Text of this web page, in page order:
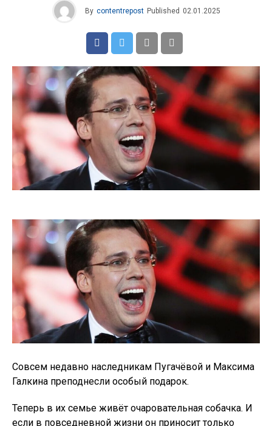
By contentrepost Published 02.01.2025
Совсем недавно наследникам Пугачёвой и Максима
Галкина преподнесли особый подарок.
Теперь в их семье живёт очаровательная собачка. И
если в повседневной жизни он приносит только